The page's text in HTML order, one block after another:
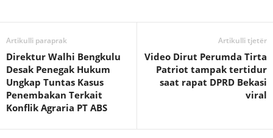
Artikulli paraprak
Direktur Walhi Bengkulu
Desak Penegak Hukum
Ungkap Tuntas Kasus
Penembakan Terkait
Konflik Agraria PT ABS
Artikulli tjetër
Video Dirut Perumda Tirta
Patriot tampak tertidur
saat rapat DPRD Bekasi
viral